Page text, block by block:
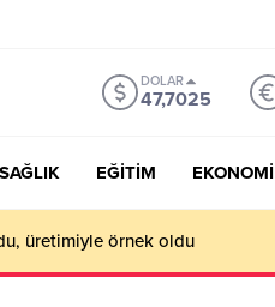
DOLAR
47,7025
SAĞLIK EĞİTİM EKONOMİ
üretimiyle örnek oldu